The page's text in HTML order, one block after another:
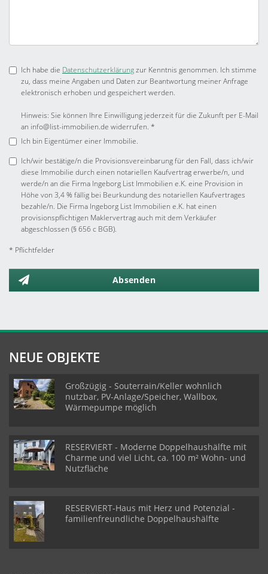
Ich habe die Datenschutzerklärungzur Kenntnis genommen. Ich stimme
zu, dass meine Angaben und Daten zur Beantwortung meiner Anfrage
elektronisch erhoben und gespeichert werden.
Hinweis: Sie können Ihre Einwilligung jederzeit für die Zukunft per E-Mail
an info@list-immobilien.de widerrufen. *
Ich bin Eigentümer einer Immobilie.
Ich/wir bestätige/n die Provisionsvereinbarung für den Fall, dass ich/wir
diese Immobilie durch einen notariellen Kaufvertrag erwerbe/n, und
werde/n an die Firma Ingeborg List Immobilien e.K. eine Provision in
Höhe von 3,4 % fällig bei Beurkundung des notariellen Kaufvertrages
bezahle/n. Die Firma Ingeborg List Immobilien e.K. hat einen
provisionspflichtigen Maklervertrag auch mit dem Verkäufer
abgeschlossen (§ 656 c BGB).
* Pflichtfelder
Absenden
NEUE OBJEKTE
Großzügig - Souterrain/Keller wohnlich
nutzbar, PV-Anlage/Speicher, Wallbox,
Wärmepumpe möglich
RESERVIERT - Moderne Doppelhaushälfte mit
Charme und viel Licht, ca. 100 m² Wohn- und
Nutzfläche
RESERVIERT-Haus mit Herz und Potenzial -
familienfreundliche Doppelhaushälfte